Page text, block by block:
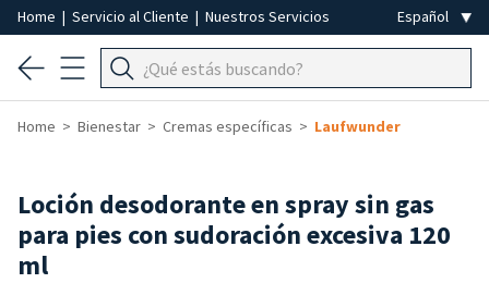
Home | Servicio al Cliente | Nuestros Servicios
Home Bienestar Cremas específicas Laufwunder
Loción desodorante en spray sin gas
para pies con sudoración excesiva 120
ml